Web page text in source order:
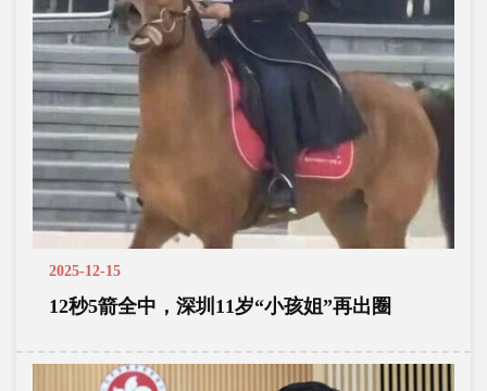
2025-12-15
12秒5箭全中，深圳11岁“小孩姐”再出圈